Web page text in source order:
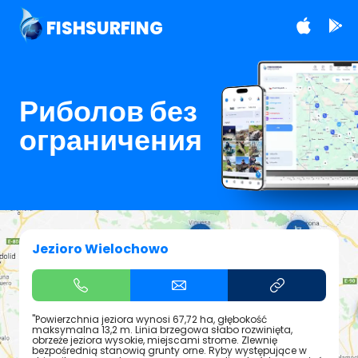
FISHSURFING
Риболов без
ограничения
Jezioro Wielochowo
"Powierzchnia jeziora wynosi 67,72 ha, głębokość
maksymalna 13,2 m. Linia brzegowa słabo rozwinięta,
obrzeże jeziora wysokie, miejscami strome. Zlewnię
bezpośrednią stanowią grunty orne. Ryby występujące w